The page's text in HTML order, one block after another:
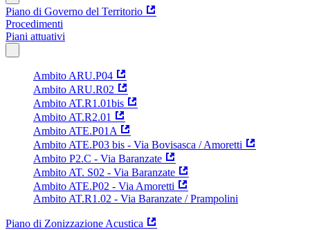
Piano di Governo del Territorio
Procedimenti
Piani attuativi
Ambito ARU.P04
Ambito ARU.R02
Ambito AT.R1.01bis
Ambito AT.R2.01
Ambito ATE.P01A
Ambito ATE.P03 bis - Via Bovisasca / Amoretti
Ambito P2.C - Via Baranzate
Ambito AT. S02 - Via Baranzate
Ambito ATE.P02 - Via Amoretti
Ambito AT.R1.02 - Via Baranzate / Prampolini
Piano di Zonizzazione Acustica